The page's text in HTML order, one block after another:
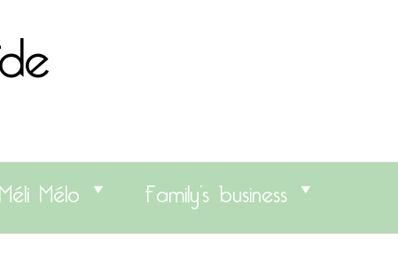
Méli Mélo Family’s business